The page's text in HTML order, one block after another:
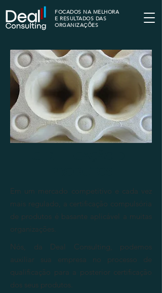
FOCADOS NA MELHORA
E RESULTADOS DAS
ORGANIZAÇÕES
Em um mercado competitivo e cada vez
mais regulado, a certificação compulsória
de produtos é basante aplicável a muitas
organizações.
Nós, da Deal Consulting, podemos
auxiliar sua empresa no processo de
qualificação para a posterior certificação
dos seus produtos.